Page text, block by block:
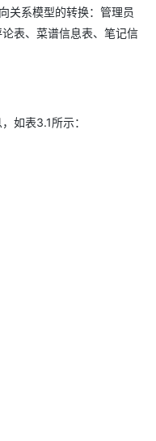
关系模型的转换：管理员
表、菜谱信息表、笔记信
如表3.1所示：